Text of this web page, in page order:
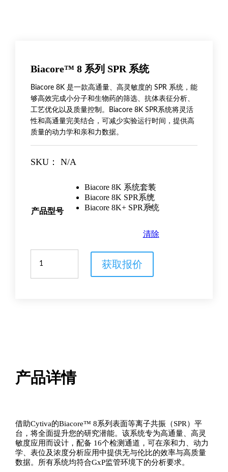
Biacore™ 8 系列 SPR 系统
Biacore 8K 是一款高通量、高灵敏度的 SPR 系统，能
够高效完成小分子和生物药的筛选、抗体表征分析、
工艺优化以及质量控制。Biacore 8K SPR系统将灵活
性和高通量完美结合，可减少实验运行时间，提供高
质量的动力学和亲和力数据。
SKU： N/A
产品型号
Biacore 8K 系统套装
Biacore 8K SPR系统
Biacore 8K+ SPR系统
清除
获取报价
产品详情
借助Cytiva的Biacore™ 8系列表面等离子共振（SPR）平
台，将全面提升您的研究潜能。该系统专为高通量、高灵
敏度应用而设计，配备 16个检测通道，可在亲和力、动力
学、表位及浓度分析应用中提供无与伦比的效率与高质量
数据。所有系统均符合GxP监管环境下的分析要求。